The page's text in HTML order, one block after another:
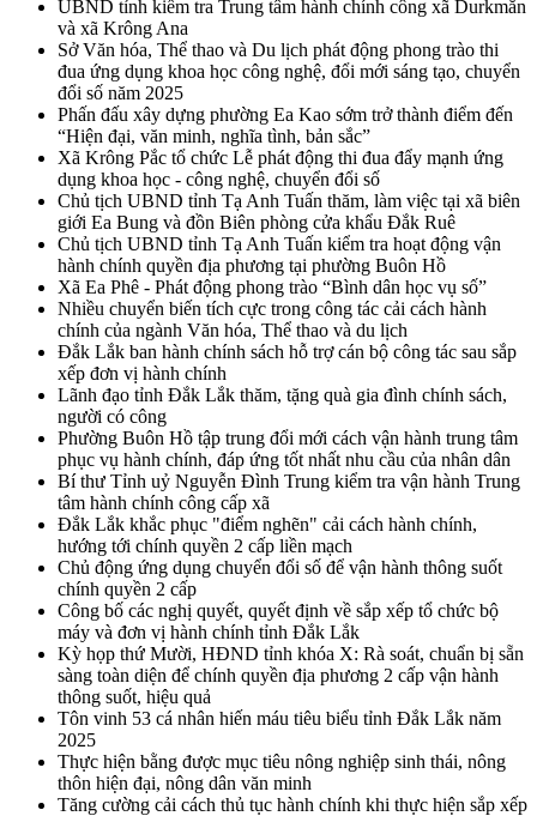
UBND tỉnh kiểm tra Trung tâm hành chính công xã Durkmăn
và xã Krông Ana
Sở Văn hóa, Thể thao và Du lịch phát động phong trào thi
đua ứng dụng khoa học công nghệ, đổi mới sáng tạo, chuyển
đổi số năm 2025
Phấn đấu xây dựng phường Ea Kao sớm trở thành điểm đến
“Hiện đại, văn minh, nghĩa tình, bản sắc”
Xã Krông Pắc tổ chức Lễ phát động thi đua đẩy mạnh ứng
dụng khoa học - công nghệ, chuyển đổi số
Chủ tịch UBND tỉnh Tạ Anh Tuấn thăm, làm việc tại xã biên
giới Ea Bung và đồn Biên phòng cửa khẩu Đắk Ruê
Chủ tịch UBND tỉnh Tạ Anh Tuấn kiểm tra hoạt động vận
hành chính quyền địa phương tại phường Buôn Hồ
Xã Ea Phê - Phát động phong trào “Bình dân học vụ số”
Nhiều chuyển biến tích cực trong công tác cải cách hành
chính của ngành Văn hóa, Thể thao và du lịch
Đắk Lắk ban hành chính sách hỗ trợ cán bộ công tác sau sắp
xếp đơn vị hành chính
Lãnh đạo tỉnh Đắk Lắk thăm, tặng quà gia đình chính sách,
người có công
Phường Buôn Hồ tập trung đổi mới cách vận hành trung tâm
phục vụ hành chính, đáp ứng tốt nhất nhu cầu của nhân dân
Bí thư Tỉnh uỷ Nguyễn Đình Trung kiểm tra vận hành Trung
tâm hành chính công cấp xã
Đắk Lắk khắc phục "điểm nghẽn" cải cách hành chính,
hướng tới chính quyền 2 cấp liền mạch
Chủ động ứng dụng chuyển đổi số để vận hành thông suốt
chính quyền 2 cấp
Công bố các nghị quyết, quyết định về sắp xếp tổ chức bộ
máy và đơn vị hành chính tỉnh Đắk Lắk
Kỳ họp thứ Mười, HĐND tỉnh khóa X: Rà soát, chuẩn bị sẵn
sàng toàn diện để chính quyền địa phương 2 cấp vận hành
thông suốt, hiệu quả
Tôn vinh 53 cá nhân hiến máu tiêu biểu tỉnh Đắk Lắk năm
2025
Thực hiện bằng được mục tiêu nông nghiệp sinh thái, nông
thôn hiện đại, nông dân văn minh
Tăng cường cải cách thủ tục hành chính khi thực hiện sắp xếp